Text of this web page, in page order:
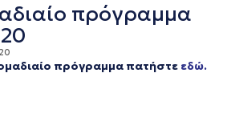
πρόγραμμα
πρόγραμμα πατήστε εδώ.